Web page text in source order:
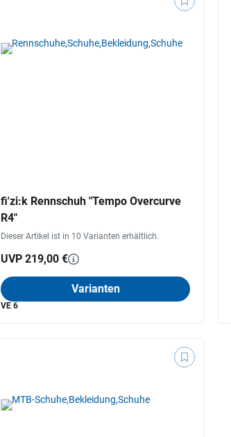
fi'zi:k Rennschuh "Tempo Overcurve
R4"
Dieser Artikel ist in 10 Varianten erhältlich.
UVP 219,00 €
Varianten
VE 6